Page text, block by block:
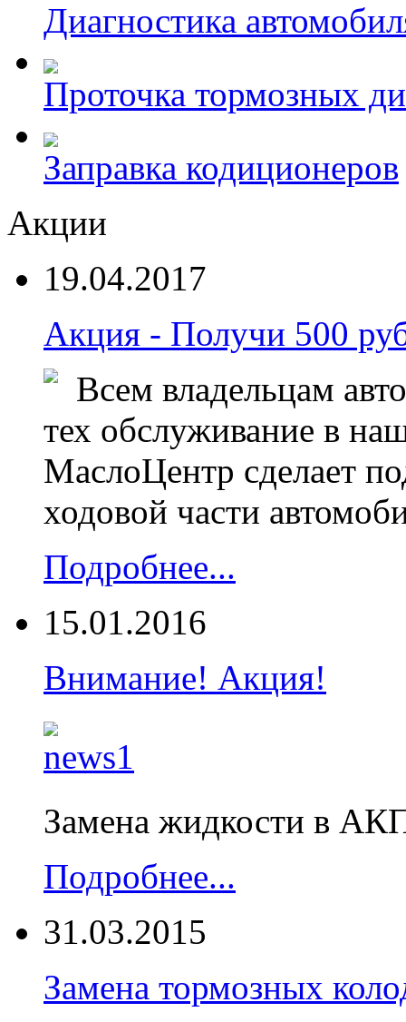
Диагностика
Проточка тормозных
Заправка кодиционеров
Акции
19.04.2017
Акция - Получи 500
Всем владельцам
тех обслуживание в
МаслоЦентр сделает
ходовой части
Подробнее...
15.01.2016
Внимание! Акция!
Замена жидкости в
Подробнее...
31.03.2015
Замена тормозных